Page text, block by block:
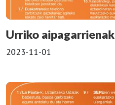
Urriko aipagarrienak
2023-11-01